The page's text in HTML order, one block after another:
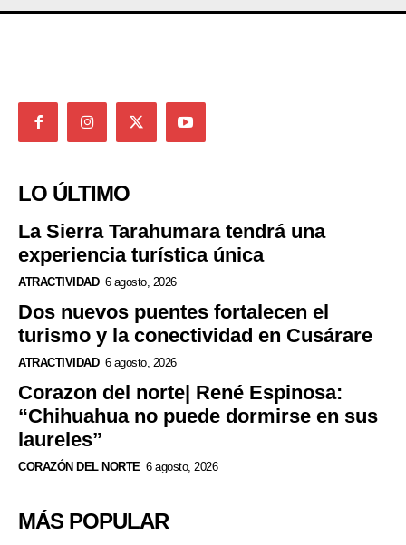
LO ÚLTIMO
La Sierra Tarahumara tendrá una
experiencia turística única
ATRACTIVIDAD 6 agosto, 2026
Dos nuevos puentes fortalecen el
turismo y la conectividad en Cusárare
ATRACTIVIDAD 6 agosto, 2026
Corazon del norte| René Espinosa:
“Chihuahua no puede dormirse en sus
laureles”
CORAZÓN DEL NORTE 6 agosto, 2026
MÁS POPULAR